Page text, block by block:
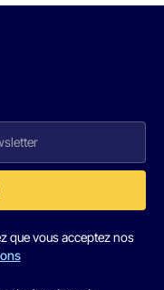
que vous acceptez nos